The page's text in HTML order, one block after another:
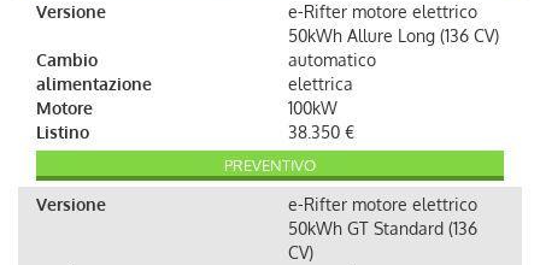
Versione
e-Rifter motore elettrico
50kWh Allure Long (136 CV)
Cambio
automatico
alimentazione
elettrica
Motore
100kW
Listino
38.350 €
PREVENTIVO
Versione
e-Rifter motore elettrico
50kWh GT Standard (136
CV)